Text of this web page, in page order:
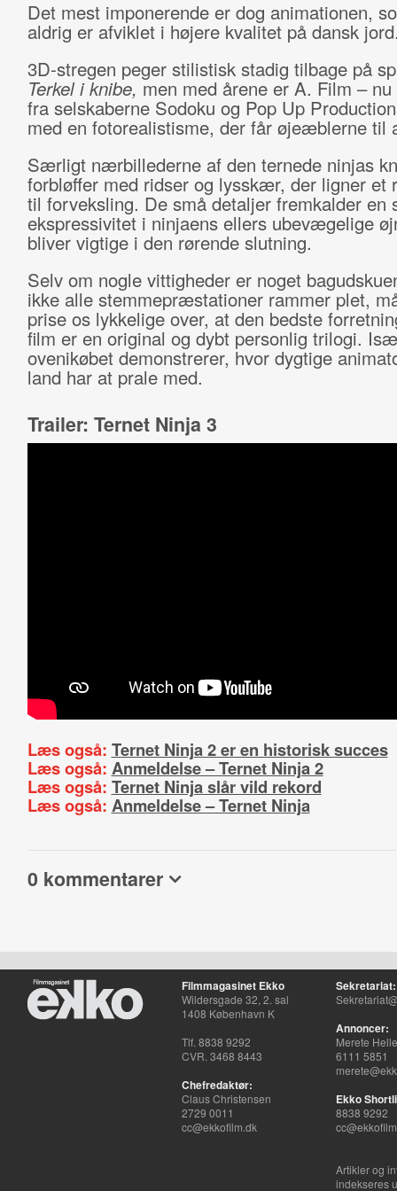
Det mest imponerende er dog animationen,
aldrig er afviklet i højere kvalitet på dansk
3D-stregen peger stilistisk stadig tilbage på
Terkel i knibe, men med årene er A. Film –
fra selskaberne Sodoku og Pop Up
med en fotorealistisme, der får øjeæblerne til
Særligt nærbillederne af den ternede ninjas
forbløffer med ridser og lysskær, der ligner et
til forveksling. De små detaljer fremkalder en
ekspressivitet i ninjaens ellers ubevægelige
bliver vigtige i den rørende slutning.
Selv om nogle vittigheder er noget
ikke alle stemmepræstationer rammer plet,
prise os lykkelige over, at den bedste
film er en original og dybt personlig trilogi.
ovenikøbet demonstrerer, hvor dygtige
land har at prale med.
Trailer: Ternet Ninja 3
Læs også: Ternet Ninja 2 er en historisk succes
Læs også: Anmeldelse – Ternet Ninja 2
Læs også: Ternet Ninja slår vild rekord
Læs også: Anmeldelse – Ternet Ninja
0 kommentarer
Filmmagasinet Ekko
Wildersgade 32, 2. sal
1408 København K
Tlf. 8838 9292
CVR. 3468 8443
Chefredaktør:
Claus Christensen
2729 0011
cc@ekkofilm.dk
Sekretariat:
Annoncer:
Merete
6111 5851
Ekko
8838 9292
Artikler og
indekseres